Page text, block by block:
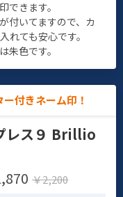
できます。
付いてますので、カ
れても安心です。
朱色です。
付きネーム印！
レス９ Brillio
￥2,200